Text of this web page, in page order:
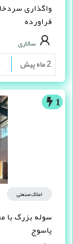
واگذاری
فراورده
سالاری
2 ماه پیش
1
املاک صنعتی
سوله بزرگ با
یاسوج